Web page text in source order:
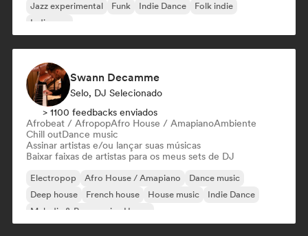
Jazz experimental
Funk Indie Dance
Folk indie
Indie pop
Swann Decamme
Selo, DJ Selecionado
> 1100 feedbacks enviados
Afrobeat / AfropopAfro House / AmapianoAmbiente
Chill outDance music
Assinar artistas e/ou lançar suas músicas
Baixar faixas de artistas para os meus sets de DJ
Electropop Afro House / Amapiano
Dance music
Deep house
French house House music
Indie Dance
Melodic & Progressive House